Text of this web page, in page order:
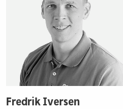
Fredrik Iversen